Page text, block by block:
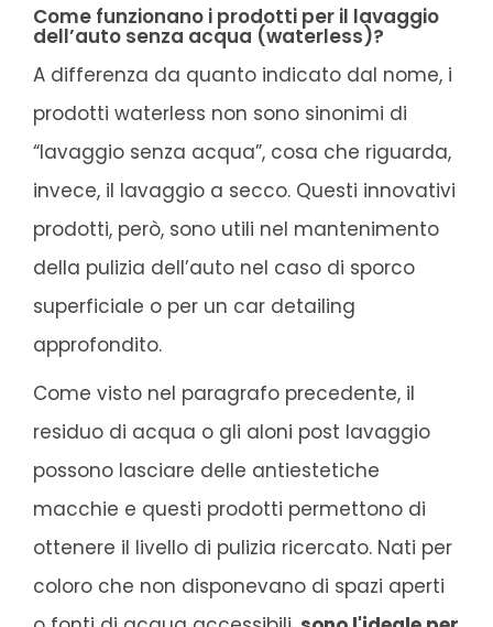
Come funzionano i prodotti per il lavaggio
dell’auto senza acqua (waterless)?
A differenza da quanto indicato dal nome, i
prodotti waterless non sono sinonimi di
“lavaggio senza acqua”, cosa che riguarda,
invece, il lavaggio a secco. Questi innovativi
prodotti, però, sono utili nel mantenimento
della pulizia dell’auto nel caso di sporco
superficiale o per un car detailing
approfondito.
Come visto nel paragrafo precedente, il
residuo di acqua o gli aloni post lavaggio
possono lasciare delle antiestetiche
macchie e questi prodotti permettono di
ottenere il livello di pulizia ricercato. Nati per
coloro che non disponevano di spazi aperti